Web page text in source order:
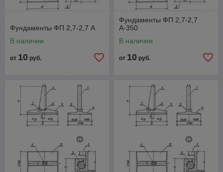
Фундаменты ФП 2,7-2,7 А
В наличии
от 10 руб.
Фундаменты ФП 2,7-2,7
А-350
В наличии
от 10 руб.